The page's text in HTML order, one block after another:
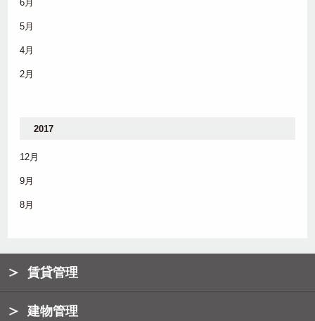
6月
5月
4月
2月
2017
12月
9月
8月
賃貸管理
建物管理